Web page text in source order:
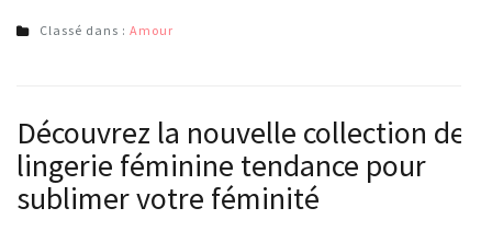
Classé dans : Amour
Découvrez la nouvelle collection de
lingerie féminine tendance pour
sublimer votre féminité